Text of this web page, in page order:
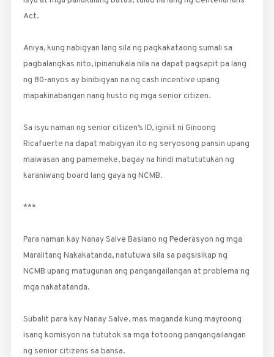
Act.
Aniya, kung nabigyan lang sila ng pagkakataong sumali sa
pagbalangkas nito, ipinanukala nila na dapat pagsapit pa lang
ng 80-anyos ay binibigyan na ng cash incentive upang
mapakinabangan nang husto ng mga senior citizen.
Sa isyu naman ng senior citizen’s ID, iginiit ni Ginoong
Ricafuerte na dapat mabigyan ito ng seryosong pansin upang
maiwasan ang pamemeke, bagay na hindi matututukan ng
karaniwang board lang gaya ng NCMB.
***
Para naman kay Nanay Salve Basiano ng Pederasyon ng mga
Maralitang Nakakatanda, natutuwa sila sa pagsisikap ng
NCMB upang matugunan ang pangangailangan at problema ng
mga nakatatanda.
Subalit para kay Nanay Salve, mas maganda kung mayroong
isang komisyon na tututok sa mga totoong pangangailangan
ng senior citizens sa bansa.